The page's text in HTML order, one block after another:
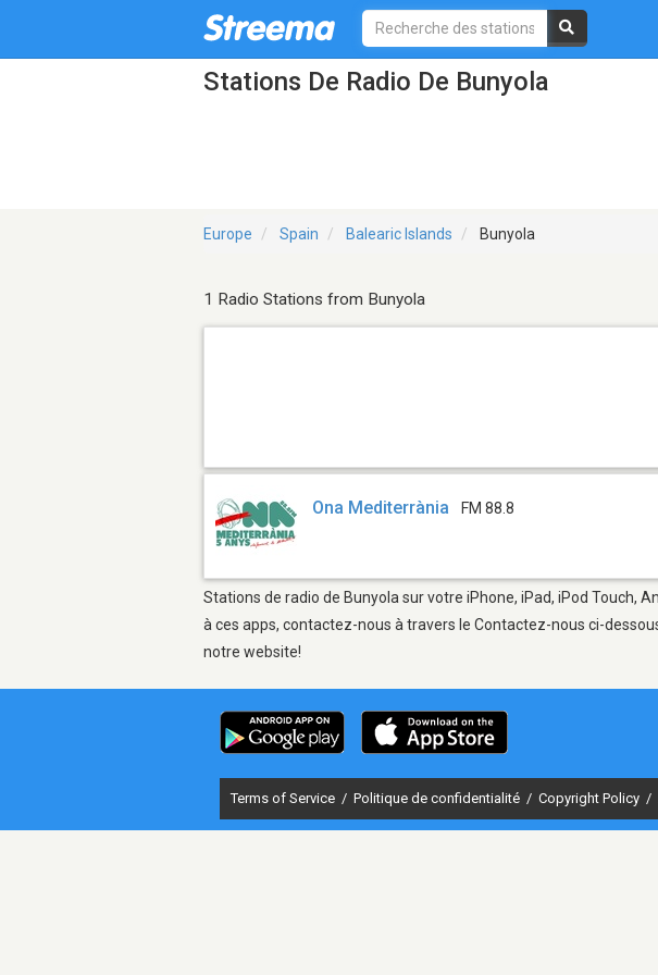
Stations De Radio De Bunyola
Europe Spain Balearic Islands Bunyola
1 Radio Stations from Bunyola
Ona Mediterrània FM 88.8
Stations de radio de Bunyola sur votre iPhone, iPad, iPod Touch,
à ces apps, contactez-nous à travers le Contactez-nous ci-
notre website!
Terms of Service / Politique de confidentialité / Copyright Policy /